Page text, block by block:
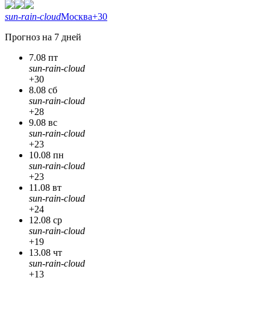
sun-rain-cloudМосква+30
Прогноз на 7 дней
7.08 пт
sun-rain-cloud
+30
8.08 сб
sun-rain-cloud
+28
9.08 вс
sun-rain-cloud
+23
10.08 пн
sun-rain-cloud
+23
11.08 вт
sun-rain-cloud
+24
12.08 ср
sun-rain-cloud
+19
13.08 чт
sun-rain-cloud
+13